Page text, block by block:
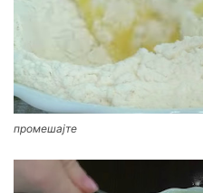
промешајте